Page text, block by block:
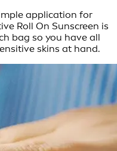
application for
Roll On Sunscreen is
bag so you have all
skins at hand.